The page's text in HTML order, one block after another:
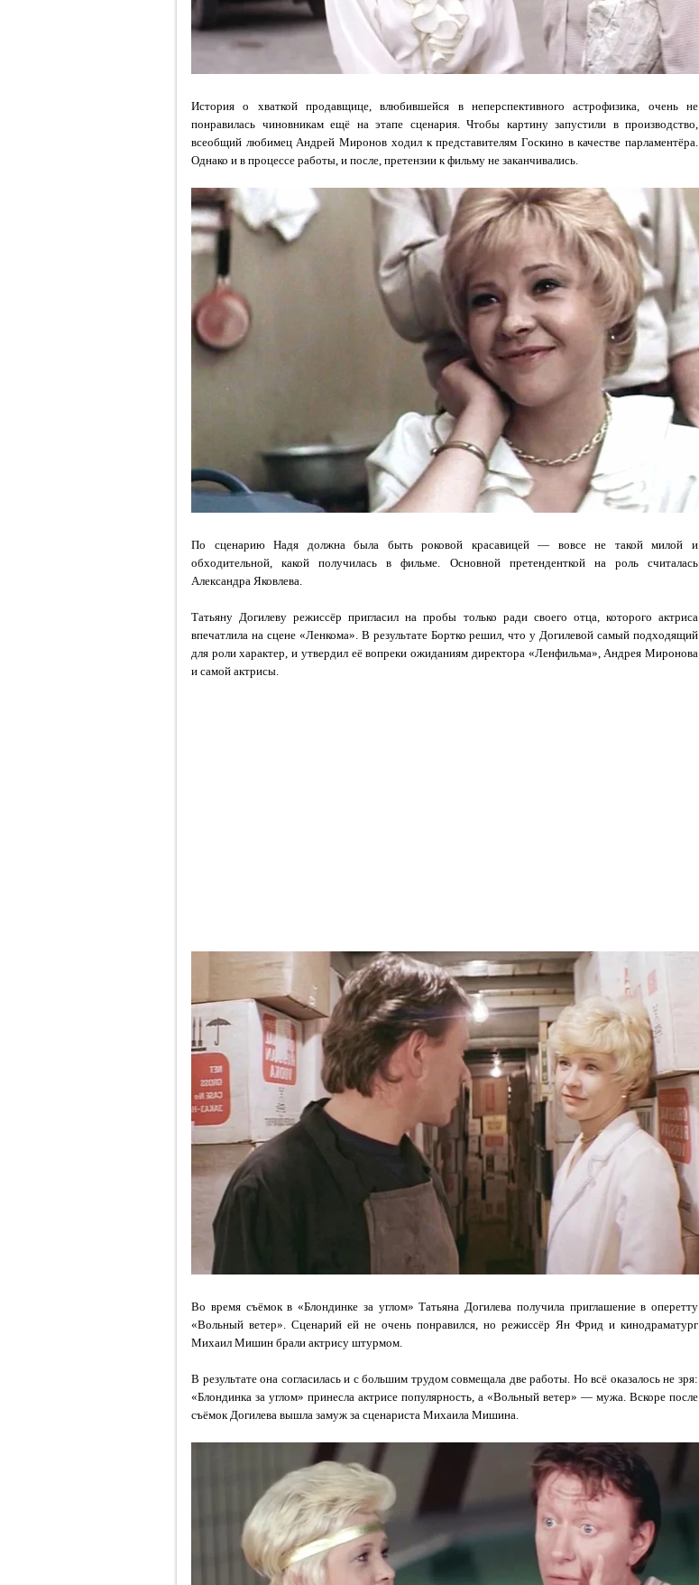
История о хваткой продавщице, влюбившейся в неперспективного астрофизика, очень не
понравилась чиновникам ещё на этапе сценария. Чтобы картину запустили в производство,
всеобщий любимец Андрей Миронов ходил к представителям Госкино в качестве парламентёра.
Однако и в процессе работы, и после, претензии к фильму не заканчивались.
По сценарию Надя должна была быть роковой красавицей — вовсе не такой милой и
обходительной, какой получилась в фильме. Основной претенденткой на роль считалась
Александра Яковлева.
Татьяну Догилеву режиссёр пригласил на пробы только ради своего отца, которого актриса
впечатлила на сцене «Ленкома». В результате Бортко решил, что у Догилевой самый подходящий
для роли характер, и утвердил её вопреки ожиданиям директора «Ленфильма», Андрея Миронова
и самой актрисы.
Во время съёмок в «Блондинке за углом» Татьяна Догилева получила приглашение в оперетту
«Вольный ветер». Сценарий ей не очень понравился, но режиссёр Ян Фрид и кинодраматург
Михаил Мишин брали актрису штурмом.
В результате она согласилась и с большим трудом совмещала две работы. Но всё оказалось не зря:
«Блондинка за углом» принесла актрисе популярность, а «Вольный ветер» — мужа. Вскоре после
съёмок Догилева вышла замуж за сценариста Михаила Мишина.